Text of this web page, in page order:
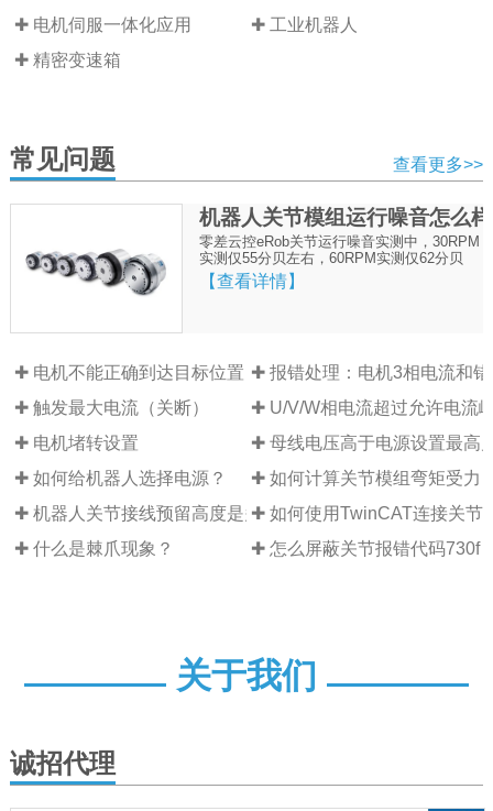
✚ 电机伺服一体化应用
✚ 工业机器人
✚ 精密变速箱
常见问题 查看更多>>
机器人关节模组运行噪音怎么
零差云控eRob关节运行噪音实测中，30RPM
实测仅55分贝左右，60RPM实测仅62分贝
【查看详情】
✚ 电机不能正确到达目标位置 ✚ 报错处理：电机3相电流和
✚ 触发最大电流（关断）
✚ U/V/W相电流超过允许电流
✚ 电机堵转设置
✚ 母线电压高于电源设置最高
✚ 如何给机器人选择电源？
✚ 如何计算关节模组弯矩受力
✚ 机器人关节接线预留高度是多少✚ 如何使用TwinCAT连接关节
✚ 什么是棘爪现象？
✚ 怎么屏蔽关节报错代码730f
关于我们
诚招代理